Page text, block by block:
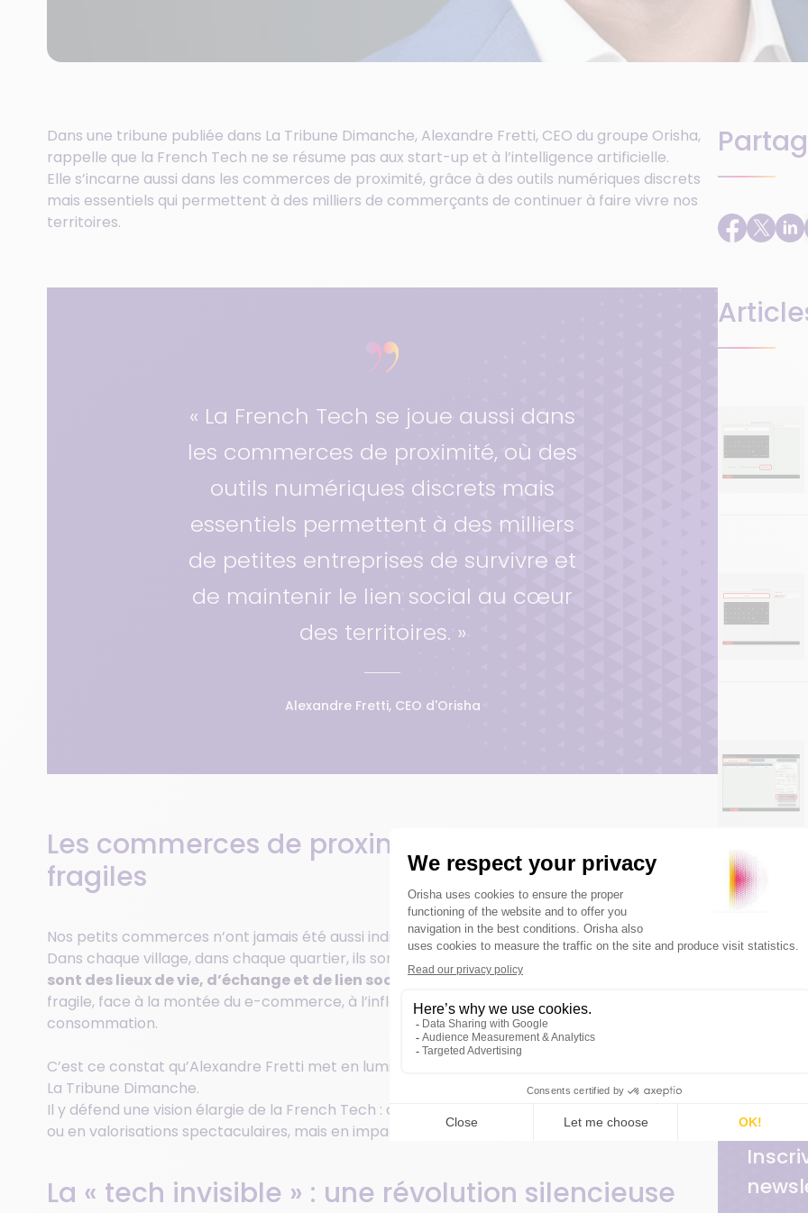
Dans une tribune publiée dans La Tribune Dimanche, Alexandre Fretti, CEO du groupe Orisha,
rappelle que la French Tech ne se résume pas aux start-up et à l’intelligence artificielle.
Elle s’incarne aussi dans les commerces de proximité, grâce à des outils numériques discrets
mais essentiels qui permettent à des milliers de commerçants de continuer à faire vivre nos
territoires.
« La French Tech se joue aussi dans
les commerces de proximité, où des
outils numériques discrets mais
essentiels permettent à des milliers
de petites entreprises de survivre et
de maintenir le lien social au cœur
des territoires. »
Alexandre Fretti, CEO d'Orisha
Les commerces de proximité, essentiels mais
fragiles
Nos petits commerces n’ont jamais été aussi indispensables… et aussi fragiles.
Dans chaque village, dans chaque quartier, ils sont
bien plus que des points de vente : ce
sont des lieux de vie, d’échange et de lien social. Mais leur équilibre économique reste
fragile, face à la montée du e-commerce, à l’inflation et aux nouveaux usages de
consommation.
C’est ce constat qu’Alexandre Fretti met en lumière dans sa tribune publiée le 19 octobre dans
La Tribune Dimanche.
Il y défend une vision élargie de la French Tech : celle qui ne se mesure pas en levées de fonds
ou en valorisations spectaculaires, mais en impact concret, local et durable.
La « tech invisible » : une révolution silencieuse